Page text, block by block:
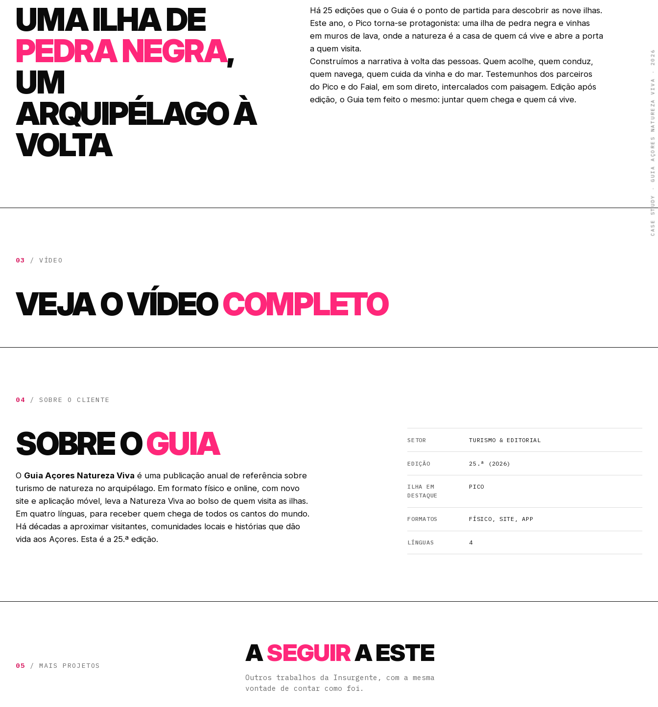
CASE STUDY · GUIA AÇORES NATUREZA VIVA · 2026
UMA ILHA DE
PEDRA NEGRA,
UM
ARQUIPÉLAGO À
VOLTA
Há 25 edições que o Guia é o ponto de partida para descobrir as nove ilhas.
Este ano, o Pico torna-se protagonista: uma ilha de pedra negra e vinhas
em muros de lava, onde a natureza é a casa de quem cá vive e abre a porta
a quem visita.
Construímos a narrativa à volta das pessoas. Quem acolhe, quem conduz,
quem navega, quem cuida da vinha e do mar. Testemunhos dos parceiros
do Pico e do Faial, em som direto, intercalados com paisagem. Edição após
edição, o Guia tem feito o mesmo: juntar quem chega e quem cá vive.
03 / VÍDEO
VEJA O VÍDEOCOMPLETO
04 / SOBRE O CLIENTE
SOBRE OGUIA
O Guia Açores Natureza Viva é uma publicação anual de referência sobre
turismo de natureza no arquipélago. Em formato físico e online, com novo
site e aplicação móvel, leva a Natureza Viva ao bolso de quem visita as ilhas.
Em quatro línguas, para receber quem chega de todos os cantos do mundo.
Há décadas a aproximar visitantes, comunidades locais e histórias que dão
vida aos Açores. Esta é a 25.ª edição.
SETOR TURISMO & EDITORIAL
EDIÇÃO 25.ª (2026)
ILHA EM
DESTAQUE
PICO
FORMATOS FÍSICO, SITE, APP
LÍNGUAS 4
05 / MAIS PROJETOS ASEGUIRA ESTE
Outros trabalhos da Insurgente, com a mesma
vontade de contar como foi.